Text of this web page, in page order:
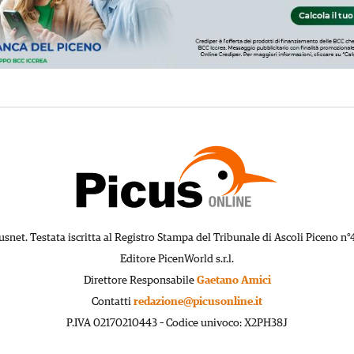
Testata iscritta al Registro Stampa del Tribunale di Ascoli Piceno
Editore PicenWorld s.r.l.
Direttore Responsabile Gaetano Amici
Contatti redazione@picusonline.it
P.IVA 02170210443 – Codice univoco: X2PH38J